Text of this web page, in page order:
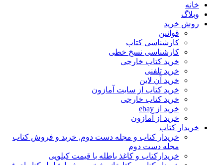
خانه
وبلاگ
روش خرید
قوانین
کارشناسی کتاب
کارشناسی نسخ خطی
خرید کتاب خارجی
خرید تلفنی
خرید آن لاین
خرید کتاب از سایت آمازون
خرید کتاب خارجی
خرید از ebay
خرید از آمازون
خریدار کتاب
خریدار کتاب و مجله دست دوم, خرید و فروش کتاب
مجله دست دوم
خریدارکتاب و کاغذ باطله با قیمت کیلویی